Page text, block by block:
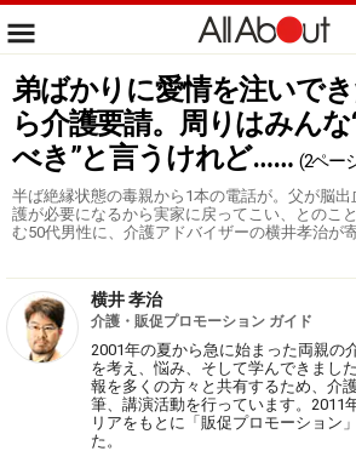
弟ばかりに愛情を注いで
ら介護要請。周りはみん
べき”と言うけれど…… (2ペー
半ば絶縁状態の毒親から1本の電話が。父が脳
護が必要になるから実家に戻ってこい、とのこ
む50代男性に、介護アドバイザーの横井孝治が
横井 孝治
介護・販促プロモーション ガイド
2001年の夏から急に始まった両親の
を考え、悩み、そして学んできまし
報を多くの方々と共有するため、介
筆、講演活動を行っています。2011
リアをもとに「販促プロモーション
た。